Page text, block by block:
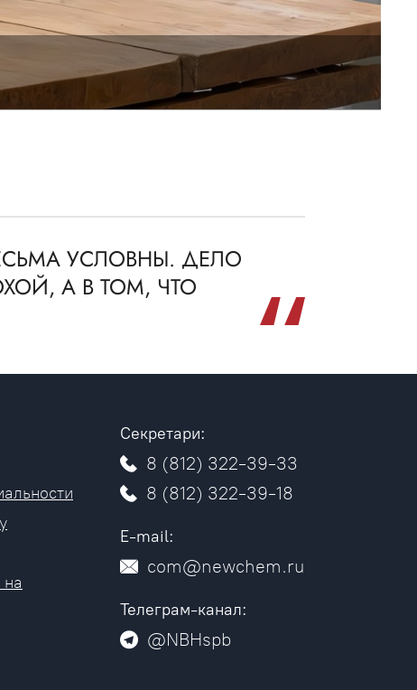
УСЛОВНЫ. ДЕЛО
А В ТОМ, ЧТО
Секретари:
8 (812) 322-39-33
8 (812) 322-39-18
E-mail:
com@newchem.ru
Телеграм-канал:
@NBHspb